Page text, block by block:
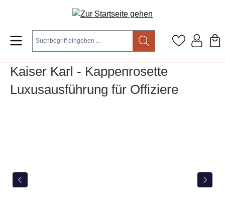
Zum Hauptinhalt springen
Kaiser Karl - Kappenrosette
Luxusausführung für Offiziere